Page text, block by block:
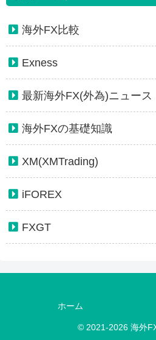
海外FX比較
Exness
最新海外FX(外為)ニュース
海外FXの基礎知識
XM(XMTrading)
iFOREX
FXGT
ホーム
© 2021-2026 海外